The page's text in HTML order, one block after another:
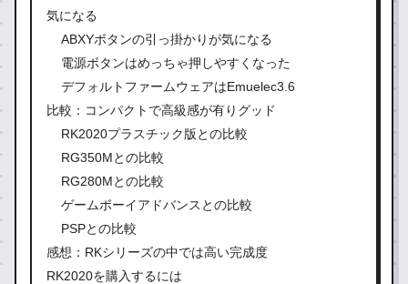
気になる
ABXYボタンの引っ掛かりが気になる
電源ボタンはめっちゃ押しやすくなった
デフォルトファームウェアはEmuelec3.6
比較：コンパクトで高級感が有りグッド
RK2020プラスチック版との比較
RG350Mとの比較
RG280Mとの比較
ゲームボーイアドバンスとの比較
PSPとの比較
感想：RKシリーズの中では高い完成度
RK2020を購入するには